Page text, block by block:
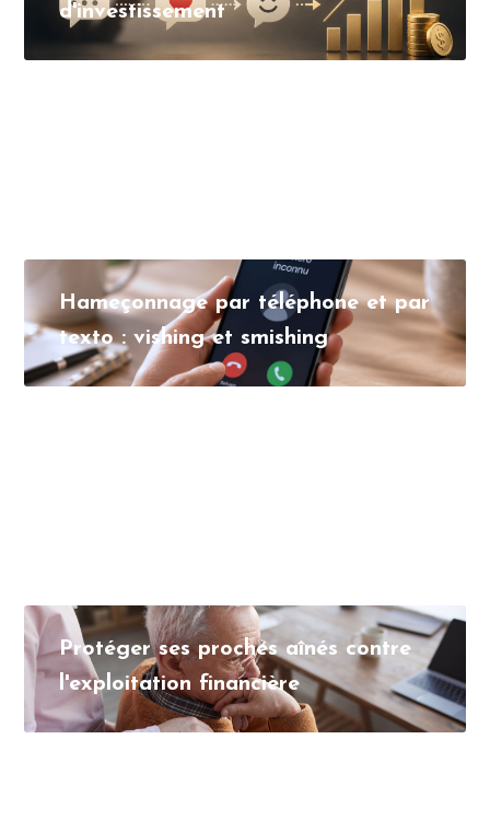
d'investissement
Hameçonnage par téléphone et par
texto : vishing et smishing
Protéger ses proches aînés contre
l'exploitation financière